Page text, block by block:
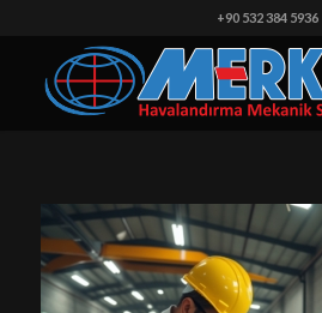
+90 532 384 5936